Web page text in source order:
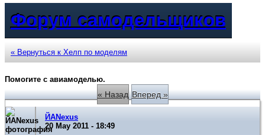
Форум самодельщиков
« Вернуться к Хелп по моделям
Помогите с авиамоделью.
« Назад Вперед »
ЙАNexus
20 May 2011 - 18:49